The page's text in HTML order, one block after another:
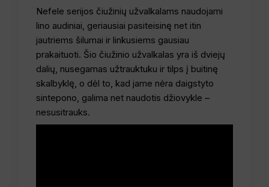
Nefele serijos čiužinių užvalkalams naudojami
lino audiniai, geriausiai pasiteisinę net itin
jautriems šilumai ir linkusiems gausiau
prakaituoti. Šio čiužinio užvalkalas yra iš dviejų
dalių, nusegamas užtrauktuku ir tilps į buitinę
skalbyklę, o dėl to, kad jame nėra daigstyto
sintepono, galima net naudotis džiovykle –
nesusitrauks.